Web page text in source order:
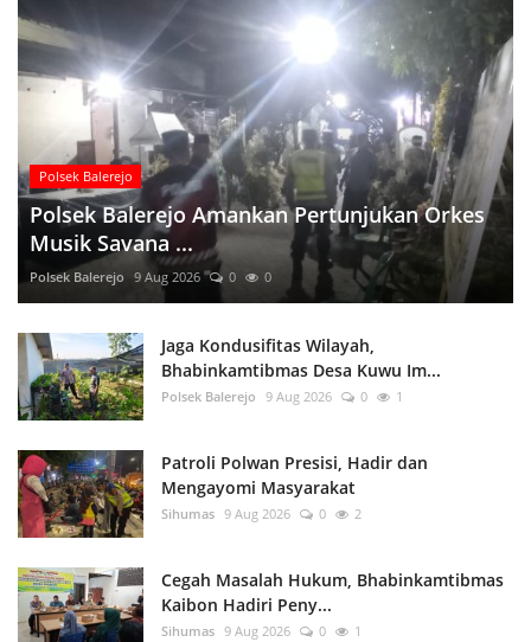
Polsek Balerejo
Polsek Balerejo Amankan Pertunjukan Orkes
Musik Savana ...
Polsek Balerejo 9 Aug 2026 0 0
Jaga Kondusifitas Wilayah,
Bhabinkamtibmas Desa Kuwu Im...
Polsek Balerejo 9 Aug 2026 0 1
Patroli Polwan Presisi, Hadir dan
Mengayomi Masyarakat
Sihumas 9 Aug 2026 0 2
Cegah Masalah Hukum, Bhabinkamtibmas
Kaibon Hadiri Peny...
Sihumas 9 Aug 2026 0 1